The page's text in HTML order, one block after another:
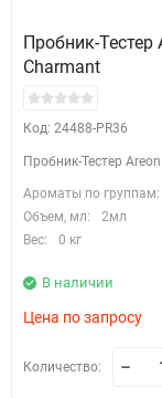
Пробник-Тестер
Charmant
Код: 24488-PR36
Пробник-Тестер
Ароматы по группам:
Объем, мл:
2мл
Вес:
0 кг
В наличии
Цена по запросу
Количество: